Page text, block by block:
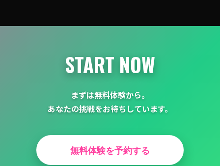
ョ
START NOW
まずは無料体験から。
あなたの挑戦をお待ちしています。
無料体験を予約する